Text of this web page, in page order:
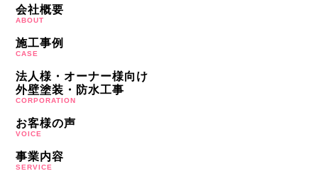
会社概要
ABOUT
施工事例
CASE
法人様・オーナー様向け
外壁塗装・防水工事
CORPORATION
お客様の声
VOICE
事業内容
SERVICE